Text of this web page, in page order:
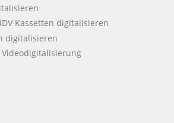
Kassetten digitalisieren
digitalisieren